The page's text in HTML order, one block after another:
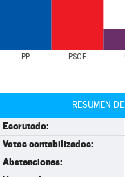
PP PSOE
RESUMEN
Escrutado:
Votos contabilizados:
Abstenciones: